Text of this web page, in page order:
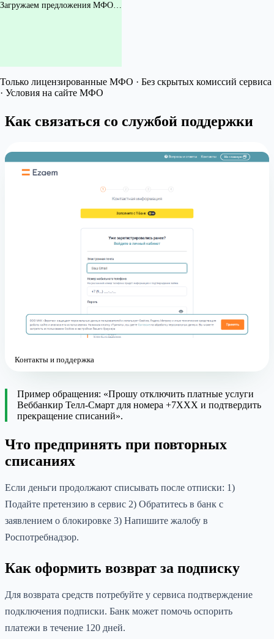
Загружаем предложения МФО…
Только лицензированные МФО · Без скрытых комиссий сервиса
· Условия на сайте МФО
Как связаться со службой поддержки
Контакты и поддержка
Пример обращения: «Прошу отключить платные услуги
Веббанкир Телл-Смарт для номера +7XXX и подтвердить
прекращение списаний».
Что предпринять при повторных
списаниях
Если деньги продолжают списывать после отписки: 1)
Подайте претензию в сервис 2) Обратитесь в банк с
заявлением о блокировке 3) Напишите жалобу в
Роспотребнадзор.
Как оформить возврат за подписку
Для возврата средств потребуйте у сервиса подтверждение
подключения подписки. Банк может помочь оспорить
платежи в течение 120 дней.